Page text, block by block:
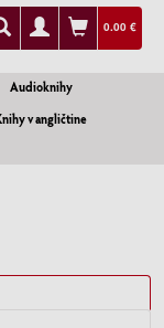
0.00 €
Audioknihy
v angličtine